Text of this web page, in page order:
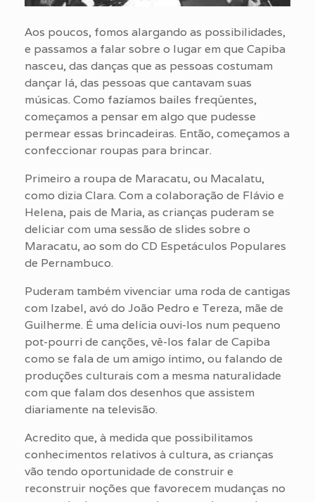
Aos poucos, fomos alargando as possibilidades,
e passamos a falar sobre o lugar em que Capiba
nasceu, das danças que as pessoas costumam
dançar lá, das pessoas que cantavam suas
músicas. Como fazíamos bailes freqüentes,
começamos a pensar em algo que pudesse
permear essas brincadeiras. Então, começamos a
confeccionar roupas para brincar.
Primeiro a roupa de Maracatu, ou Macalatu,
como dizia Clara. Com a colaboração de Flávio e
Helena, pais de Maria, as crianças puderam se
deliciar com uma sessão de slides sobre o
Maracatu, ao som do CD Espetáculos Populares
de Pernambuco.
Puderam também vivenciar uma roda de cantigas
com Izabel, avó do João Pedro e Tereza, mãe de
Guilherme. É uma delícia ouvi-los num pequeno
pot-pourri de canções, vê-los falar de Capiba
como se fala de um amigo íntimo, ou falando de
produções culturais com a mesma naturalidade
com que falam dos desenhos que assistem
diariamente na televisão.
Acredito que, à medida que possibilitamos
conhecimentos relativos à cultura, as crianças
vão tendo oportunidade de construir e
reconstruir noções que favorecem mudanças no